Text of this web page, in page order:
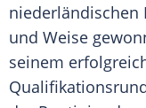
niederländischen
und Weise
seinem